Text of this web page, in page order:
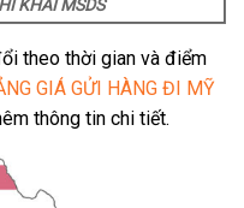
KHAI MSDS
theo thời gian và điểm
GIÁ GỬI HÀNG ĐI MỸ
thông tin chi tiết.